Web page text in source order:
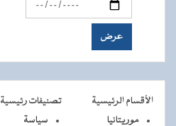
الأقسام الرئيسية تصنيفات رئيسية
موريتانيا
سياسة